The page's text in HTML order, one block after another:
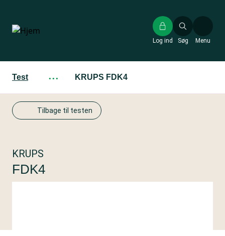
hovedindhold
Søg
Log ind Menu
Test ··· KRUPS FDK4
Tilbage til testen
KRUPS
FDK4